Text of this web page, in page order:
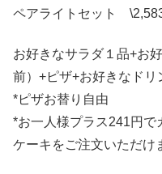
ペアライトセット
お好きなサラダ１品+お
前）+ピザ+お好きなドリ
*ピザお替り自由
*お一人様プラス241円で
ケーキをご注文いただけ